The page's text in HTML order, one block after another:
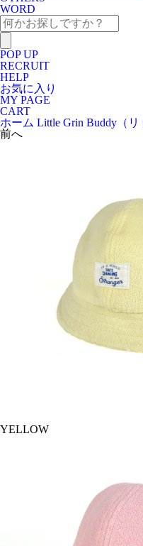
WORD
POP UP
RECRUIT
HELP
お気に入り
MY PAGE
CART
ホーム Little Grin Buddy（リ
前へ
YELLOW